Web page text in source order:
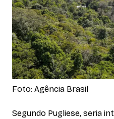
Foto: Agência Brasil
Segundo Pugliese, seria